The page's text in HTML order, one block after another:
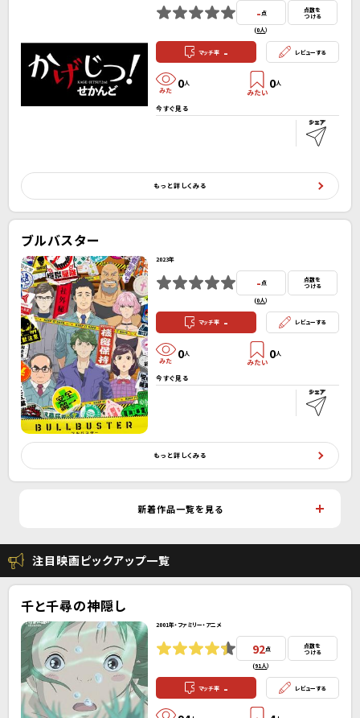
- 点
(0人）
点数を
つける
マッチ率 - レビューする
0人 0人
今すぐ見る
もっと詳しくみる
ブルバスター
2023年
-点
(0人）
点数を
つける
マッチ率 - レビューする
0人 0人
今すぐ見る
もっと詳しくみる
新着作品一覧を見る
注目映画ピックアップ一覧
千と千尋の神隠し
2001年・ファミリー・アニメ
92点
(91人）
点数を
つける
マッチ率 - レビューする